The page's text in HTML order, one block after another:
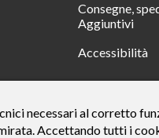
Consegne,
Aggiuntivi
Accessibilità
finalità promozionale. Offerta di
necessari al corretto
Accettando tutti i